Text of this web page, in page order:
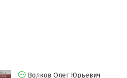
Волков Олег Юрьевич